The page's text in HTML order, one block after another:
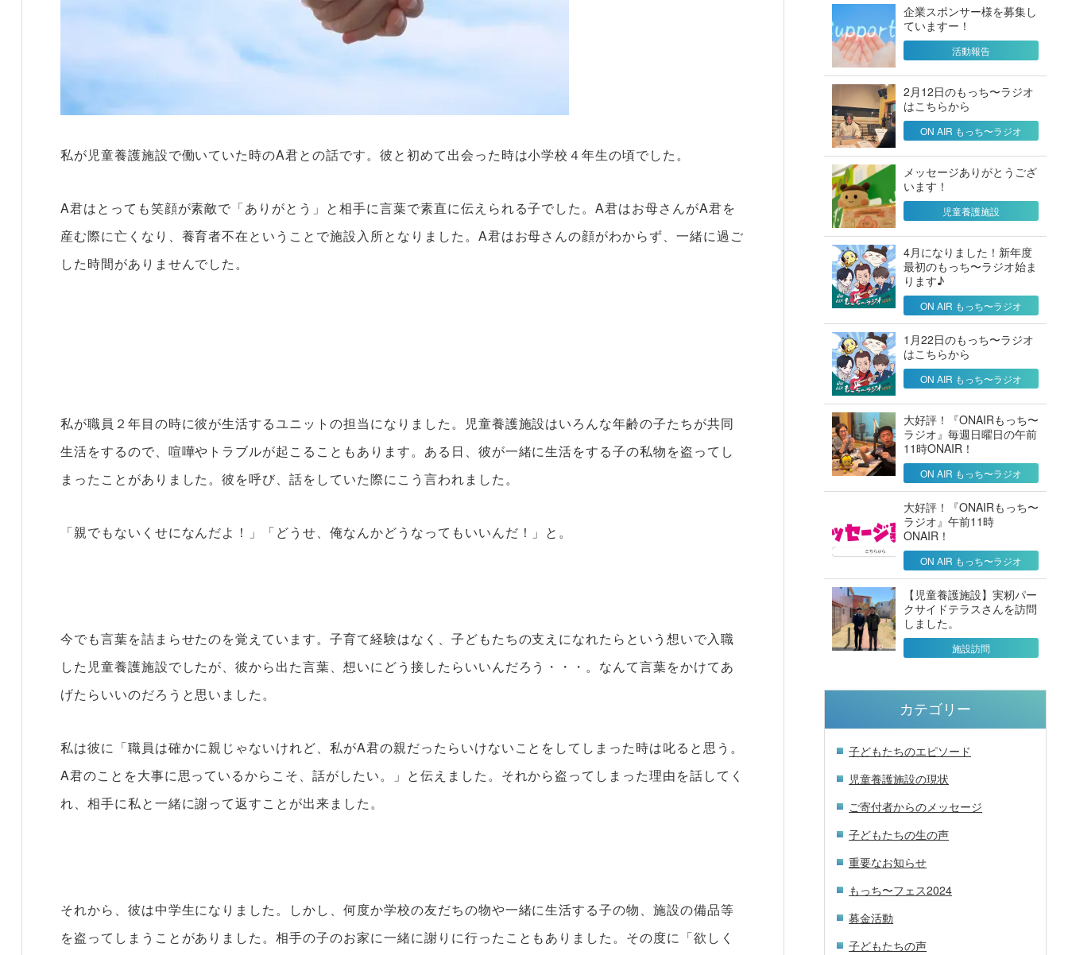
私が児童養護施設で働いていた時のA君との話です。彼と初めて出会った時は小学校４年生の頃でした。
A君はとっても笑顔が素敵で「ありがとう」と相手に言葉で素直に伝えられる子でした。A君はお母さんがA君を
産む際に亡くなり、養育者不在ということで施設入所となりました。A君はお母さんの顔がわからず、一緒に過ご
した時間がありませんでした。
私が職員２年目の時に彼が生活するユニットの担当になりました。児童養護施設はいろんな年齢の子たちが共同
生活をするので、喧嘩やトラブルが起こることもあります。ある日、彼が一緒に生活をする子の私物を盗ってし
まったことがありました。彼を呼び、話をしていた際にこう言われました。
「親でもないくせになんだよ！」「どうせ、俺なんかどうなってもいいんだ！」と。
今でも言葉を詰まらせたのを覚えています。子育て経験はなく、子どもたちの支えになれたらという想いで入職
した児童養護施設でしたが、彼から出た言葉、想いにどう接したらいいんだろう・・・。なんて言葉をかけてあ
げたらいいのだろうと思いました。
私は彼に「職員は確かに親じゃないけれど、私がA君の親だったらいけないことをしてしまった時は叱ると思う。
A君のことを大事に思っているからこそ、話がしたい。」と伝えました。それから盗ってしまった理由を話してく
れ、相手に私と一緒に謝って返すことが出来ました。
それから、彼は中学生になりました。しかし、何度か学校の友だちの物や一緒に生活する子の物、施設の備品等
を盗ってしまうことがありました。相手の子のお家に一緒に謝りに行ったこともありました。その度に「欲しく
企業スポンサー様を募集し
ていますー！
活動報告
2月12日のもっち〜ラジオ
はこちらから
ON AIR もっち〜ラジオ
メッセージありがとうござ
います！
児童養護施設
4月になりました！新年度
最初のもっち〜ラジオ始ま
ります♪
ON AIR もっち〜ラジオ
1月22日のもっち〜ラジオ
はこちらから
ON AIR もっち〜ラジオ
大好評！『ONAIRもっち〜
ラジオ』毎週日曜日の午前
11時ONAIR！
ON AIR もっち〜ラジオ
大好評！『ONAIRもっち〜
ラジオ』午前11時
ONAIR！
ON AIR もっち〜ラジオ
【児童養護施設】実籾パー
クサイドテラスさんを訪問
しました。
施設訪問
カテゴリー
子どもたちのエピソード
児童養護施設の現状
ご寄付者からのメッセージ
子どもたちの生の声
重要なお知らせ
もっち〜フェス2024
募金活動
子どもたちの声